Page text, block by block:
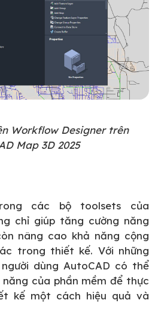
Workflow Designer trên
Map 3D 2025
các bộ toolsets của
chỉ giúp tăng cường năng
nâng cao khả năng cộng
trong thiết kế. Với những
dùng AutoCAD có thể
của phần mềm để thực
kế một cách hiệu quả và